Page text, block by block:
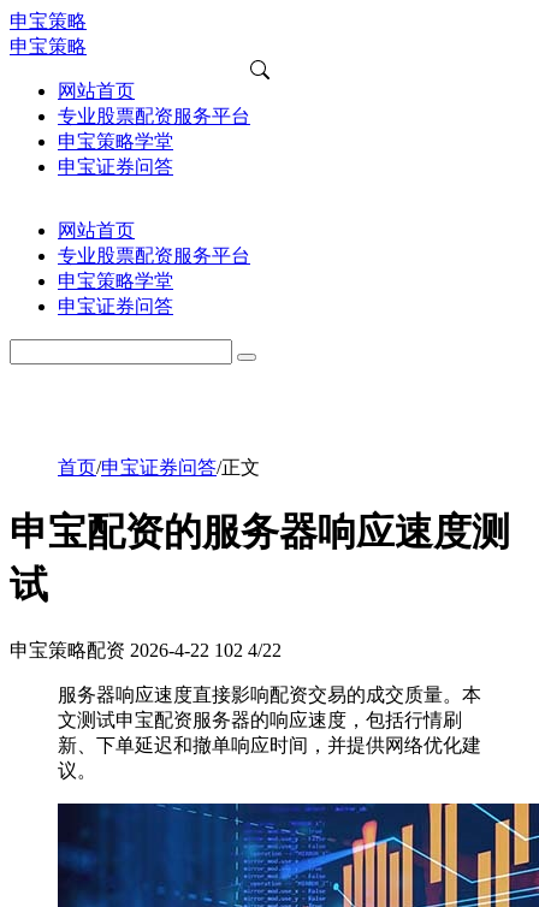
申宝策略
申宝策略
网站首页
专业股票配资服务平台
申宝策略学堂
申宝证券问答
网站首页
专业股票配资服务平台
申宝策略学堂
申宝证券问答
首页/申宝证券问答/正文
申宝配资的服务器响应速度测
试
申宝策略配资 2026-4-22 102 4/22
服务器响应速度直接影响配资交易的成交质量。本
文测试申宝配资服务器的响应速度，包括行情刷
新、下单延迟和撤单响应时间，并提供网络优化建
议。